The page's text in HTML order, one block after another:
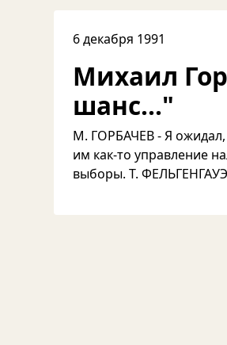
6 декабря 1991
Михаил
шанс..."
М. ГОРБАЧЕВ - Я ожидал,
им как-то управление
выборы. Т.